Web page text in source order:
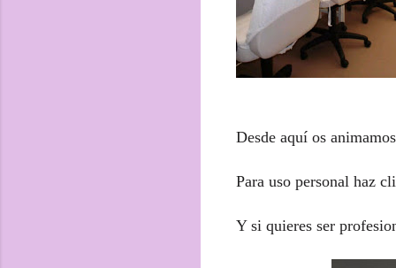
Desde aquí os
Para uso personal haz
Y si quieres ser